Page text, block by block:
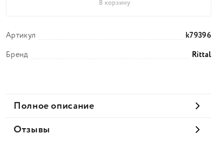
В корзину
Артикул
k79396
Бренд
Rittal
Полное описание
Отзывы